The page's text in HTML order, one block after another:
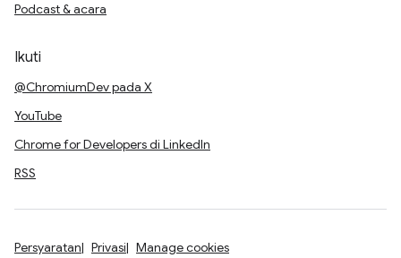
Podcast & acara
Ikuti
@ChromiumDev pada X
YouTube
Chrome for Developers di LinkedIn
RSS
Persyaratan Privasi Manage cookies